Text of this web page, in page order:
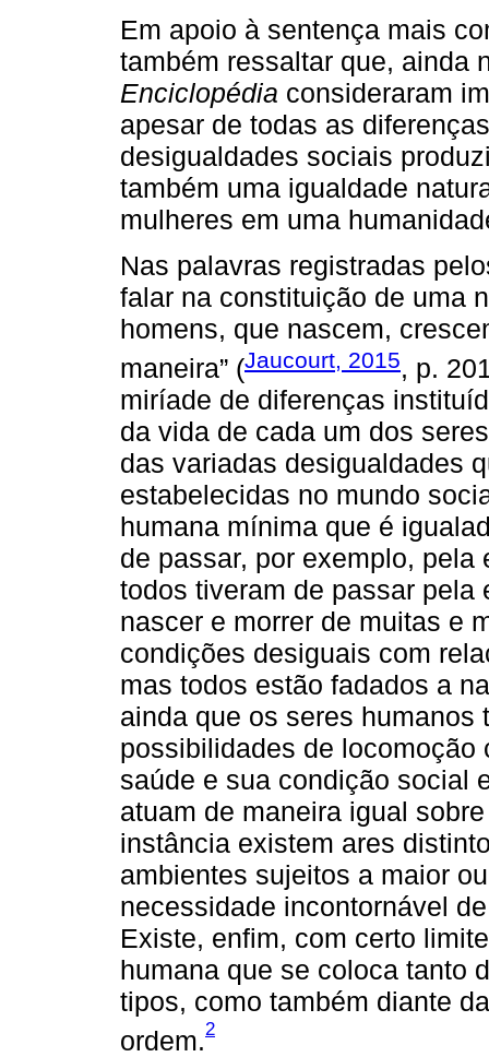
Em apoio à sentença mais
também ressaltar que, ainda
Enciclopédia consideraram
apesar de todas as
desigualdades sociais
também uma igualdade
mulheres em uma
Nas palavras registradas
falar na constituição de uma
homens, que nascem,
maneira” (Jaucourt, 2015, p.
miríade de diferenças
da vida de cada um dos
das variadas desigualdades
estabelecidas no mundo
humana mínima que é
de passar, por exemplo,
todos tiveram de passar pela
nascer e morrer de muitas e
condições desiguais com
mas todos estão fadados a
ainda que os seres
possibilidades de
saúde e sua condição social
atuam de maneira igual
instância existem ares
ambientes sujeitos a maior
necessidade incontornável
Existe, enfim, com certo
humana que se coloca tanto
tipos, como também diante
ordem.2